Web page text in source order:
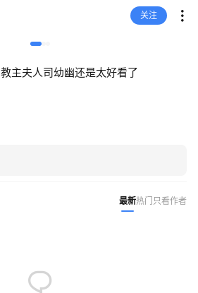
关注
教主夫人司幼幽还是太好看了
最新热门 只看作者